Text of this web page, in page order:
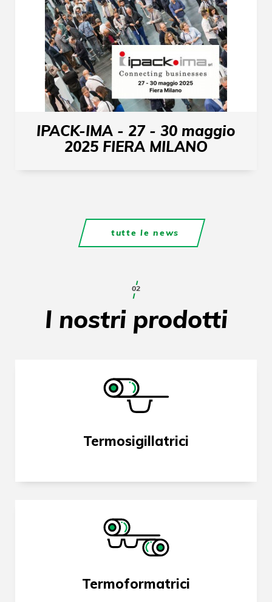
IPACK-IMA - 27 - 30 maggio
2025 FIERA MILANO
tutte le news
02
I nostri prodotti
Termosigillatrici
Termoformatrici